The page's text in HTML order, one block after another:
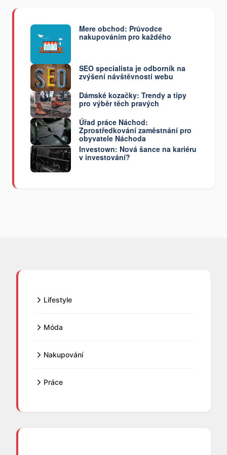
Mere obchod: Průvodce
nakupováním pro každého
SEO specialista je odborník na
zvýšení návštěvnosti webu
Dámské kozačky: Trendy a tipy
pro výběr těch pravých
Úřad práce Náchod:
Zprostředkování zaměstnání pro
obyvatele Náchoda
Investown: Nová šance na kariéru
v investování?
Lifestyle
Móda
Nakupování
Práce